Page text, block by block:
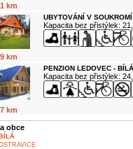
km
km
UBYTOVÁNÍ V
Kapacita bez přistýlek:
km
PENZION LEDOVEC - BÍLÁ
Kapacita bez přistýlek:
obce
BÍLÁ